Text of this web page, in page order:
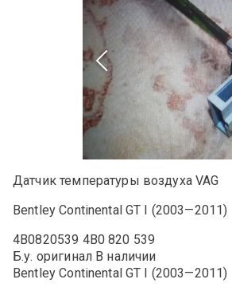
Датчик температуры воздуха VAG
Bentley Continental GT I (2003—2011)
4B0820539 4B0 820 539
Б.у. оригинал В наличии
Bentley Continental GT I (2003—2011)